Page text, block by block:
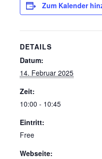
Zum Kalender
DETAILS
Datum:
14. Februar 2025
Zeit:
10:00 - 10:45
Eintritt:
Free
Webseite: